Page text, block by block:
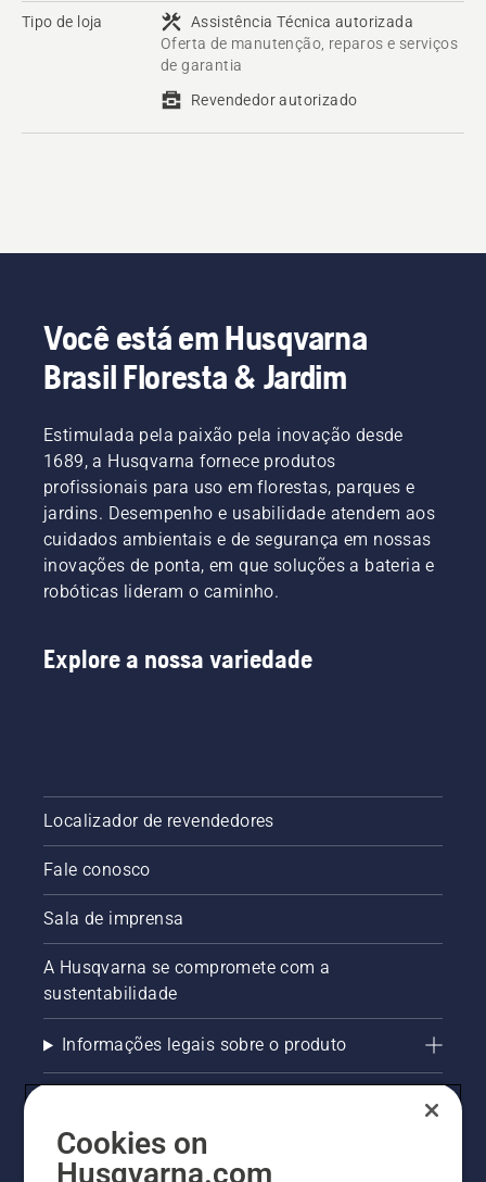
Tipo de loja
Assistência Técnica autorizada
Oferta de manutenção, reparos e serviços
de garantia
Revendedor autorizado
Você está em Husqvarna
Brasil Floresta & Jardim
Estimulada pela paixão pela inovação desde
1689, a Husqvarna fornece produtos
profissionais para uso em florestas, parques e
jardins. Desempenho e usabilidade atendem aos
cuidados ambientais e de segurança em nossas
inovações de ponta, em que soluções a bateria e
robóticas lideram o caminho.
Explore a nossa variedade
Localizador de revendedores
Fale conosco
Sala de imprensa
A Husqvarna se compromete com a
sustentabilidade
Informações legais sobre o produto
Outros sites Husqvarna
Cookies on
Husqvarna.com